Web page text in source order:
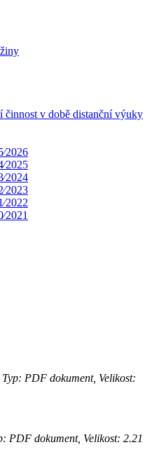
činnost v době distanční výuky
Typ: PDF dokument, Velikost:
PDF dokument, Velikost: 2.21